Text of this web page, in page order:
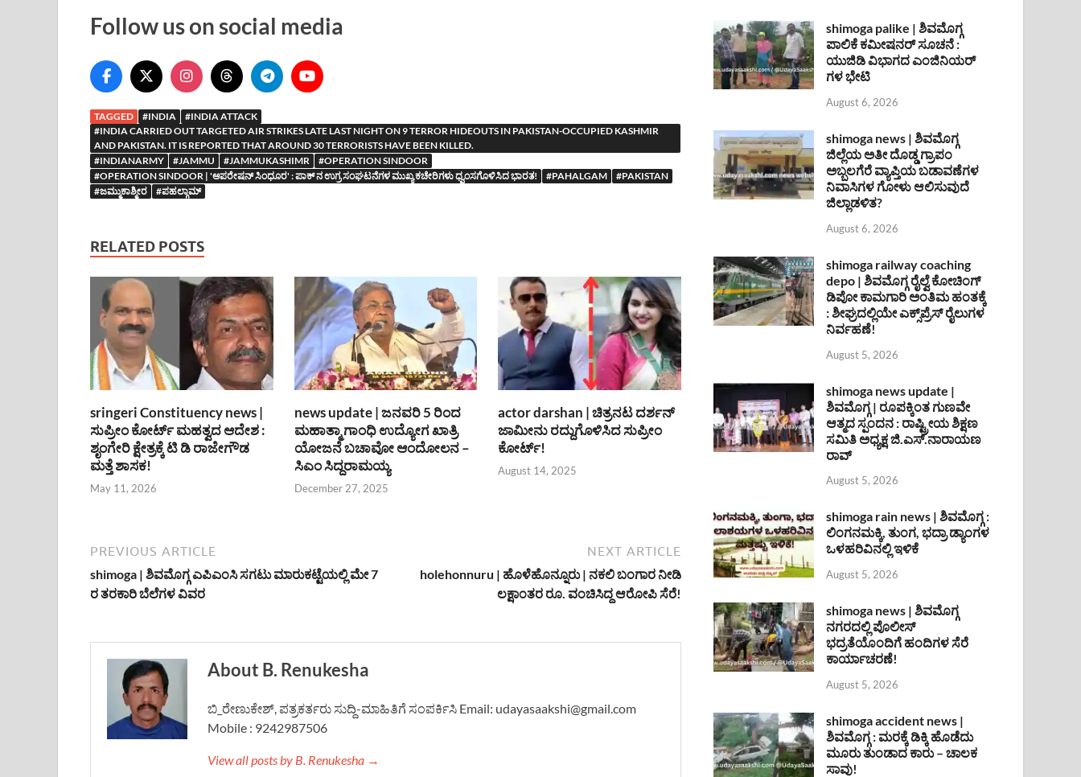
Follow us on social media
TAGGED #INDIA
#INDIA ATTACK
#INDIA CARRIED OUT TARGETED AIR STRIKES LATE LAST NIGHT ON 9 TERROR HIDEOUTS IN PAKISTAN-OCCUPIED KASHMIR
AND PAKISTAN. IT IS REPORTED THAT AROUND 30 TERRORISTS HAVE BEEN KILLED.
#INDIANARMY
#JAMMU #JAMMUKASHIMR
#OPERATION SINDOOR
#OPERATION SINDOOR | 'ಆಪರೇಷನ್ ಸಿಂಧೂರ' : ಪಾಕ್ ನ ಉಗ್ರ ಸಂಘಟನೆಗಳ ಮುಖ್ಯ ಕಚೇರಿಗಳು ಧ್ವಂಸಗೊಳಿಸಿದ ಭಾರತ!
#PAHALGAM
#PAKISTAN
#ಜಮ್ಮುಕಾಶ್ಮೀರ
#ಪಹಲ್ಗಾಮ್
RELATED POSTS
sringeri Constituency news |
ಸುಪ್ರೀಂ ಕೋರ್ಟ್ ಮಹತ್ವದ ಆದೇಶ :
ಶೃಂಗೇರಿ ಕ್ಷೇತ್ರಕ್ಕೆ ಟಿ ಡಿ ರಾಜೇಗೌಡ
ಮತ್ತೆ ಶಾಸಕ!
May 11, 2026
news update | ಜನವರಿ 5 ರಿಂದ
ಮಹಾತ್ಮಾ ಗಾಂಧಿ ಉದ್ಯೋಗ ಖಾತ್ರಿ
ಯೋಜನೆ ಬಚಾವೋ ಆಂದೋಲನ –
ಸಿಎಂ ಸಿದ್ದರಾಮಯ್ಯ
December 27, 2025
actor darshan | ಚಿತ್ರನಟ ದರ್ಶನ್
ಜಾಮೀನು ರದ್ದುಗೊಳಿಸಿದ ಸುಪ್ರೀಂ
ಕೋರ್ಟ್!
August 14, 2025
PREVIOUS ARTICLE
shimoga | ಶಿವಮೊಗ್ಗ ಎಪಿಎಂಸಿ ಸಗಟು ಮಾರುಕಟ್ಟೆಯಲ್ಲಿ ಮೇ 7
ರ ತರಕಾರಿ ಬೆಲೆಗಳ ವಿವರ
NEXT ARTICLE
holehonnuru | ಹೊಳೆಹೊನ್ನೂರು | ನಕಲಿ ಬಂಗಾರ ನೀಡಿ
ಲಕ್ಷಾಂತರ ರೂ. ವಂಚಿಸಿದ್ದ ಆರೋಪಿ ಸೆರೆ!
About B. Renukesha
ಬಿ_ರೇಣುಕೇಶ್, ಪತ್ರಕರ್ತರು ಸುದ್ದಿ-ಮಾಹಿತಿಗೆ ಸಂಪರ್ಕಿಸಿ Email: udayasaakshi@gmail.com
Mobile : 9242987506
View all posts by B. Renukesha →
shimoga palike | ಶಿವಮೊಗ್ಗ
ಪಾಲಿಕೆ ಕಮೀಷನರ್ ಸೂಚನೆ :
ಯುಜಿಡಿ ವಿಭಾಗದ ಎಂಜಿನಿಯರ್
ಗಳ ಭೇಟಿ
August 6, 2026
shimoga news | ಶಿವಮೊಗ್ಗ
ಜಿಲ್ಲೆಯ ಅತೀ ದೊಡ್ಡ ಗ್ರಾಪಂ
ಅಬ್ಬಲಗೆರೆ ವ್ಯಾಪ್ತಿಯ ಬಡಾವಣೆಗಳ
ನಿವಾಸಿಗಳ ಗೋಳು ಆಲಿಸುವುದೆ
ಜಿಲ್ಲಾಡಳಿತ?
August 6, 2026
shimoga railway coaching
depo | ಶಿವಮೊಗ್ಗ ರೈಲ್ವೆ ಕೋಚಿಂಗ್
ಡಿಪೋ ಕಾಮಗಾರಿ ಅಂತಿಮ ಹಂತಕ್ಕೆ
: ಶೀಘ್ರದಲ್ಲಿಯೇ ಎಕ್ಸ್‌ಪ್ರೆಸ್ ರೈಲುಗಳ
ನಿರ್ವಹಣೆ!
August 5, 2026
shimoga news update |
ಶಿವಮೊಗ್ಗ | ರೂಪಕ್ಕಿಂತ ಗುಣವೇ
ಆತ್ಮದ ಸ್ಪಂದನ : ರಾಷ್ಟ್ರೀಯ ಶಿಕ್ಷಣ
ಸಮಿತಿ ಅಧ್ಯಕ್ಷ ಜಿ.ಎಸ್.ನಾರಾಯಣ
ರಾವ್
August 5, 2026
shimoga rain news | ಶಿವಮೊಗ್ಗ :
ಲಿಂಗನಮಕ್ಕಿ, ತುಂಗ, ಭದ್ರಾ ಡ್ಯಾಂಗಳ
ಒಳಹರಿವಿನಲ್ಲಿ ಇಳಿಕೆ
August 5, 2026
shimoga news | ಶಿವಮೊಗ್ಗ
ನಗರದಲ್ಲಿ ಪೊಲೀಸ್
ಭದ್ರತೆಯೊಂದಿಗೆ ಹಂದಿಗಳ ಸೆರೆ
ಕಾರ್ಯಾಚರಣೆ!
August 5, 2026
shimoga accident news |
ಶಿವಮೊಗ್ಗ : ಮರಕ್ಕೆ ಡಿಕ್ಕಿ ಹೊಡೆದು
ಮೂರು ತುಂಡಾದ ಕಾರು – ಚಾಲಕ
ಸಾವು!